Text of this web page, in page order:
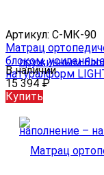
Артикул: С-МК-90
Матрац
блоком,
натуралформ
В наличии
15 394₽
Купить